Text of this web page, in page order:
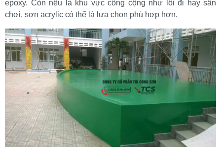
epoxy. Còn nếu là khu vực công cộng như lối đi hay sân
chơi, sơn acrylic có thể là lựa chọn phù hợp hơn.